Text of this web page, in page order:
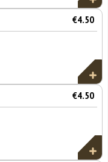
€4.50
€4.50